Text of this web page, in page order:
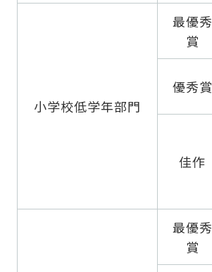
小学校低学年部門
最優秀
賞
優秀賞
佳作
最優秀
賞